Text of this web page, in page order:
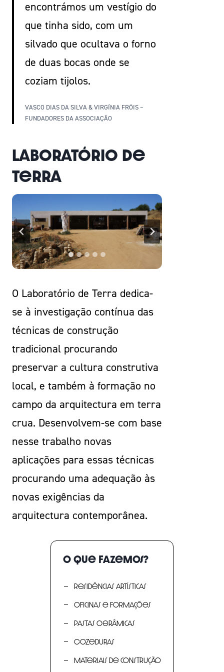
encontrámos um vestígio do
que tinha sido, com um
silvado que ocultava o forno
de duas bocas onde se
coziam tijolos.
VASCO DIAS DA SILVA & VIRGÍNIA FRÓIS –
FUNDADORES DA ASSOCIAÇÃO
Laboratório de
Terra
O Laboratório de Terra dedica-
se à investigação contínua das
técnicas de construção
tradicional procurando
preservar a cultura construtiva
local, e também à formação no
campo da arquitectura em terra
crua. Desenvolvem-se com base
nesse trabalho novas
aplicações para essas técnicas
procurando uma adequação às
novas exigências da
arquitectura contemporânea.
O que fazemos?
Residências Artísticas
Oficinas e Formações
Pastas Cerâmicas
Cozeduras
Materiais de construção